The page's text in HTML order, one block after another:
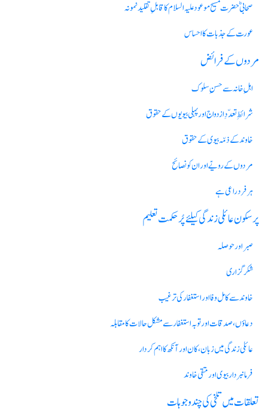
صحابیؓ حضرت مسیح موعود علیہ السلام کاقابلِ تقلید نمونہ
عورت کے جذبات کااحساس
مردوں کے فرائض
اہلِ خانہ سے حسنِ سلوک
شرائطِ تعدّدِ ازدواج اور پہلی بیویوں کے حقوق
خاوند کے ذمّہ بیوی کے حقوق
مردوں کے رویّے اور ان کو نصائح
ہر فرد راعی ہے
پرسکون عائلی زندگی کیلئےپُرحکمت تعلیم
صبر اور حوصلہ
شکر گزاری
خاوند سے کامل وفا اور استغفار کی ترغیب
دعاؤں، صدقات اور توبہ استغفار سےمشکل حالات کا مقابلہ
عائلی زندگی میں زبان، کان اور آنکھ کا اہم کردار
فرمانبردار بیوی اور متقی خاوند
تعلقات میں تلخی کی چند وجوہات